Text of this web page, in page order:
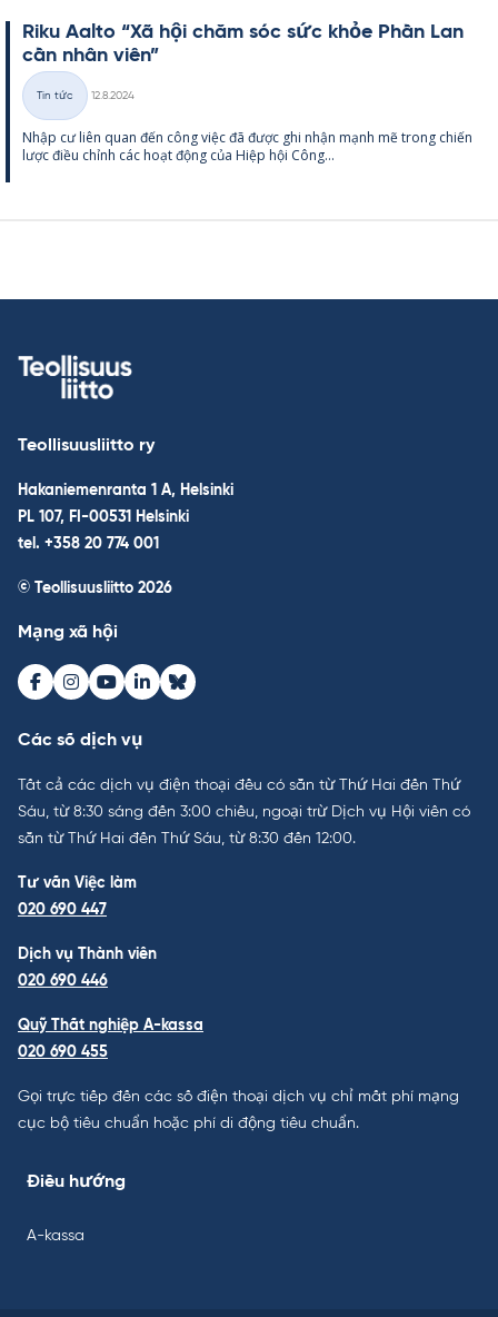
Riku Aalto “Xã hội chăm sóc sức khỏe Phần Lan
cần nhân viên”
Thể
loại
Tin tức
12.8.2024
Nhập cư liên quan đến công việc đã được ghi nhận mạnh mẽ trong chiến
lược điều chỉnh các hoạt động của Hiệp hội Công...
Teollisuusliitto ry
Hakaniemenranta 1 A, Helsinki
PL 107, FI-00531 Helsinki
tel. +358 20 774 001
© Teollisuusliitto 2026
Mạng xã hội
Facebook
Instagram
Youtube
LinkedInBluesky
Các số dịch vụ
Tất cả các dịch vụ điện thoại đều có sẵn từ Thứ Hai đến Thứ
Sáu, từ 8:30 sáng đến 3:00 chiều, ngoại trừ Dịch vụ Hội viên có
sẵn từ Thứ Hai đến Thứ Sáu, từ 8:30 đến 12:00.
Tư vấn Việc làm
020 690 447
Dịch vụ Thành viên
020 690 446
Quỹ Thất nghiệp A-kassa
020 690 455
Gọi trực tiếp đến các số điện thoại dịch vụ chỉ mất phí mạng
cục bộ tiêu chuẩn hoặc phí di động tiêu chuẩn.
Điều hướng
A-kassa